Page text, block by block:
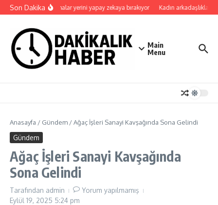
İçeriğe atla
Son DakikaUygulamalar yerini yapay zekaya bırakıyor Kadın arkadaşlıkları
Main
Menu
Anasayfa / Gündem /Ağaç İşleri Sanayi Kavşağında Sona Gelindi
Gündem
Ağaç İşleri Sanayi Kavşağında
Sona Gelindi
Tarafından admin
Yorum yapılmamış
Eylül 19, 2025 5:24 pm